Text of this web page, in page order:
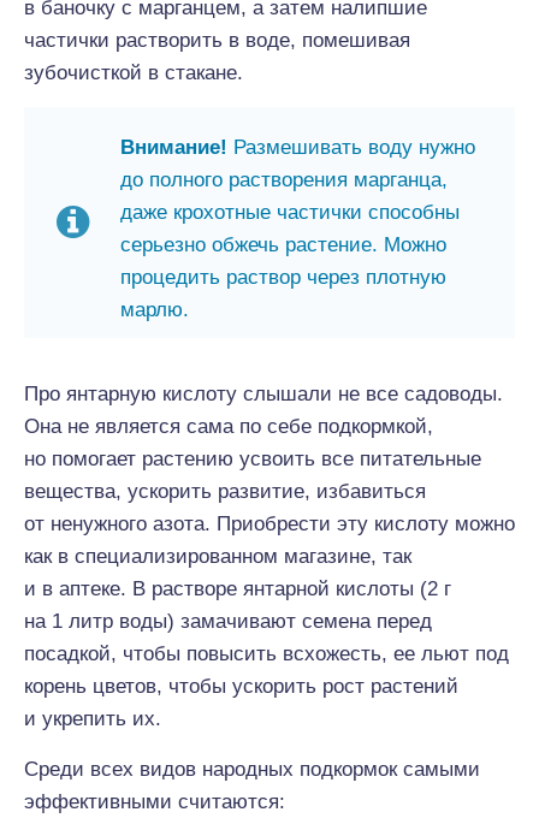
в баночку с марганцем, а затем налипшие
частички растворить в воде, помешивая
зубочисткой в стакане.
Внимание! Размешивать воду нужно
до полного растворения марганца,
даже крохотные частички способны
серьезно обжечь растение. Можно
процедить раствор через плотную
марлю.
Про янтарную кислоту слышали не все садоводы.
Она не является сама по себе подкормкой,
но помогает растению усвоить все питательные
вещества, ускорить развитие, избавиться
от ненужного азота. Приобрести эту кислоту можно
как в специализированном магазине, так
и в аптеке. В растворе янтарной кислоты (2 г
на 1 литр воды) замачивают семена перед
посадкой, чтобы повысить всхожесть, ее льют под
корень цветов, чтобы ускорить рост растений
и укрепить их.
Среди всех видов народных подкормок самыми
эффективными считаются: